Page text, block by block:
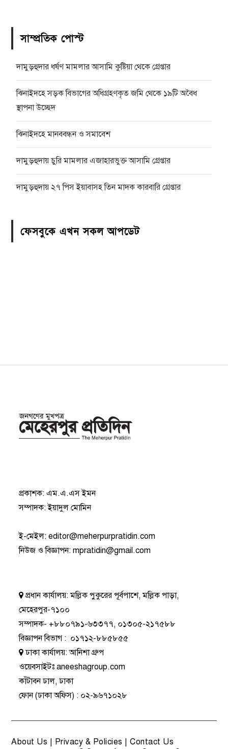
সাম্প্রতিক পোস্ট
দামুড়হুদার ধর্ষণ মামলার আসামি কুষ্টিয়া থেকে গ্রেপ্তার
ঝিনাইদহে সড়ক বিভাগের অধিগ্রহণকৃত জমি থেকে ১৯টি অবৈধ
স্থাপনা উচ্ছেদ
ঝিনাইদহে মানববন্ধন ও সমাবেশ
দামুড়হুদায় চুরি মামলার এজাহারভুক্ত আসামি গ্রেপ্তার
দামুড়হুদায় ২৭ পিস ইয়াবাসহ তিন মাদক কারবারি গ্রেপ্তার
ফেসবুকে এখন সকল আপডেট
প্রকাশক: এম.এ.এস ইমন
সম্পাদক: ইয়াদুল মোমিন
ই-মেইল:editor@meherpurpratidin.com
নিউজ ও বিজ্ঞাপন:mpratidin@gmail.com
প্রধান কার্যালয়:মল্লিক পুকুরের পূর্বপাশে, মল্লিক পাড়া,
মেহেরপুর-৭১০০
সম্পাদক- +৮৮০৭৯১-৬৩৩৭৭, ০১৩০৫-২১৭৫৮৮
বিজ্ঞাপন বিভাগ: ০১৭১২-৮৮৫৮৫৫
ঢাকা কার্যালয়:আনিশা গ্রুপ
ওয়েবসাইটঃaneeshagroup.com
কাঁটাবন ঢাল, ঢাকা
ফোন(ঢাকা অফিস) : ০২-৯৬৭১০২৮
About Us | Privacy & Policies |Contact Us